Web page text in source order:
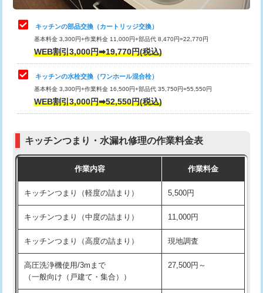
給水管工事※（塩ビ管（VP・HI）使
用/3ｍまで)
給水管工事※（塩ビ管（VP・HI）使
用（追加）/3ｍ超え)
給水管工事※（ライニング鋼管・銅
管・ポリ管・HT管使用/3ｍまで)
44,000円
管・ポリ管・HT管使用/3ｍ超え)
排水管工事（土の掘削・埋め戻し作
11,000円~
排水管工事（排水管工事/3ｍまで） 55,000円
排水管工事（追加 排水管工事/3ｍ超
+11,000円
マス交換（土の掘削・埋め戻し作業）
マス交換（深さ50㎝未満）
止水・漏水調査・防水処理・清掃・修
理・調整・分解・加工など（中作業）
22,000円
止水・漏水調査・防水処理・清掃・修
理・調整・分解・加工など（重作業）
33,000円
お風呂タンク脱着
その他部品の脱着
式・ワンホール）)
交換・取付(排水栓・排水トラップ
22,000円+材料費
持込商品取付（単水栓）
キッチンの部品交換（カートリッジ交換）
基本料金 3,300円+作業料金 11,000円+部品代 8,470円=22,770円
WEB割引3,000円➡19,770円(税込)
キッチンの水栓交換（ワンホール混合栓）
基本料金 3,300円+作業料金 16,500円+部品代 35,750円=55,550円
WEB割引3,000円➡52,550円(税込)
キッチンつまり・水漏れ修理の作業料金表
作業内容 作業料金
キッチンつまり（軽度の詰まり） 5,500円
キッチンつまり（中度の詰まり） 11,000円
キッチンつまり（高度の詰まり） 現地調査
高圧洗浄機使用/3mまで
（一般向け（戸建て・集合））
27,500円～